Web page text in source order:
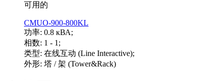
可用的
CMUO-900-800KL
功率: 0.8 кВА;
相数: 1 - 1;
类型: 在线互动 (Line Interactive);
外形: 塔 / 架 (Tower&Rack)